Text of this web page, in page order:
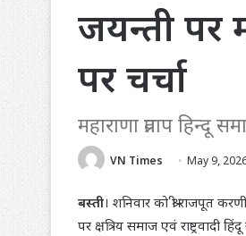
जयन्ती पर
पर चर्चा
महाराणा प्रताप हिन्दू
VN Times May 9,
बस्ती। शनिवार को श्री राजपूत
पर क्षत्रिय समाज एवं राष्ट्रवादी